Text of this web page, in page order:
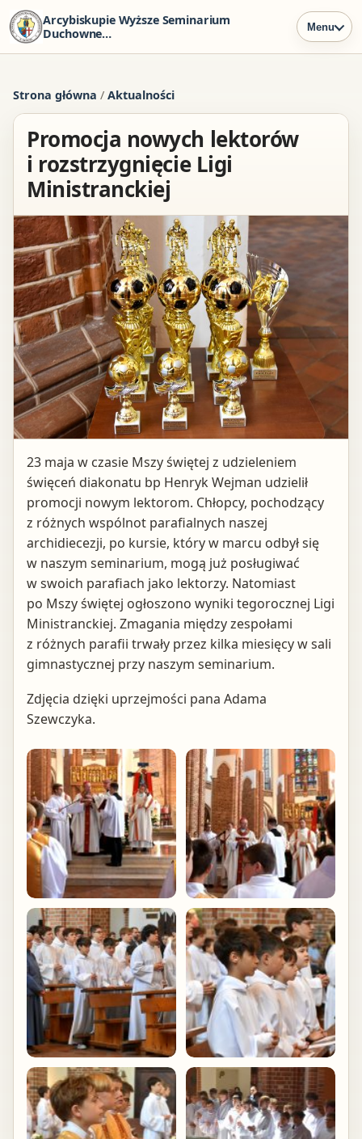
Arcybiskupie Wyższe Seminarium
Duchowne
Menu
Strona główna / Aktualności
Promocja nowych lektorów
i rozstrzygnięcie Ligi
Ministranckiej
23 maja w czasie Mszy świętej z udzieleniem
święceń diakonatu bp Henryk Wejman udzielił
promocji nowym lektorom. Chłopcy, pochodzący
z różnych wspólnot parafialnych naszej
archidiecezji, po kursie, który w marcu odbył się
w naszym seminarium, mogą już posługiwać
w swoich parafiach jako lektorzy. Natomiast
po Mszy świętej ogłoszono wyniki tegorocznej Ligi
Ministranckiej. Zmagania między zespołami
z różnych parafii trwały przez kilka miesięcy w sali
gimnastycznej przy naszym seminarium.
Zdjęcia dzięki uprzejmości pana Adama
Szewczyka.